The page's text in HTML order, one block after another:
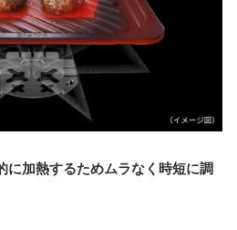
加熱するためムラなく時短に調